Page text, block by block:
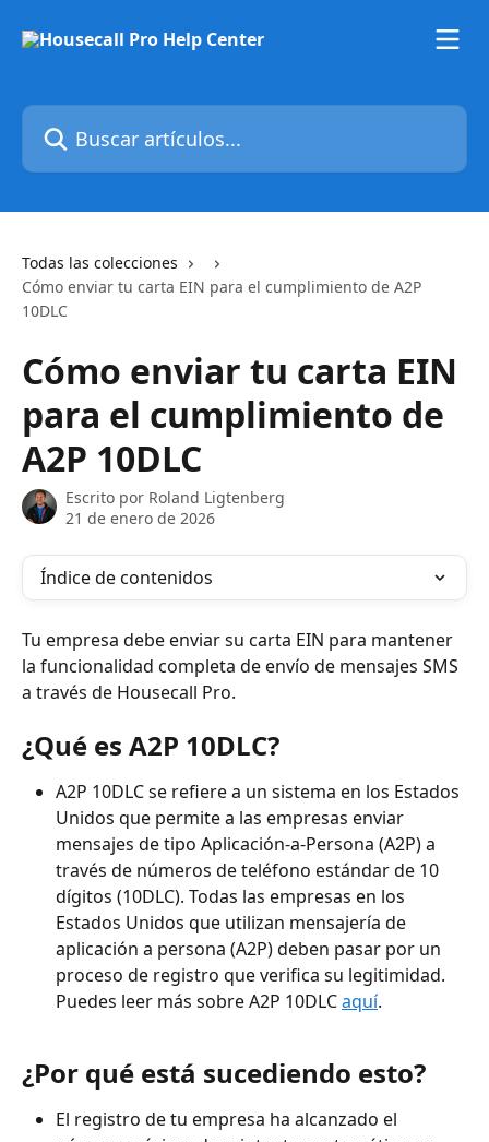
Buscar artículos...
Todas las colecciones
Cómo enviar tu carta EIN para el cumplimiento de A2P
10DLC
Cómo enviar tu carta EIN
para el cumplimiento de
A2P 10DLC
Escrito por Roland Ligtenberg
21 de enero de 2026
Índice de contenidos
Tu empresa debe enviar su carta EIN para mantener
la funcionalidad completa de envío de mensajes SMS
a través de Housecall Pro.
¿Qué es A2P 10DLC?
A2P 10DLC se refiere a un sistema en los Estados
Unidos que permite a las empresas enviar
mensajes de tipo Aplicación-a-Persona (A2P) a
través de números de teléfono estándar de 10
dígitos (10DLC). Todas las empresas en los
Estados Unidos que utilizan mensajería de
aplicación a persona (A2P) deben pasar por un
proceso de registro que verifica su legitimidad.
Puedes leer más sobre A2P 10DLC aquí.
¿Por qué está sucediendo esto?
El registro de tu empresa ha alcanzado el